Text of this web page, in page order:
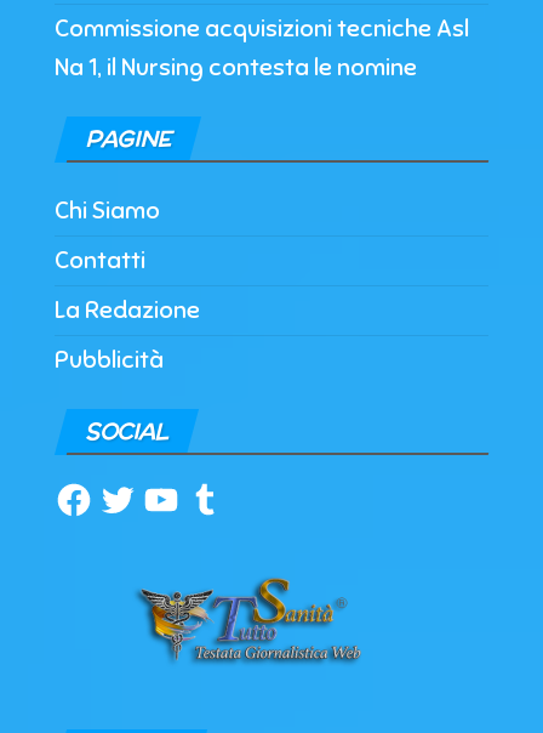
Commissione acquisizioni tecniche Asl
Na 1, il Nursing contesta le nomine
PAGINE
Chi Siamo
Contatti
La Redazione
Pubblicità
SOCIAL
Facebook
TwitterYouTubeTumblr